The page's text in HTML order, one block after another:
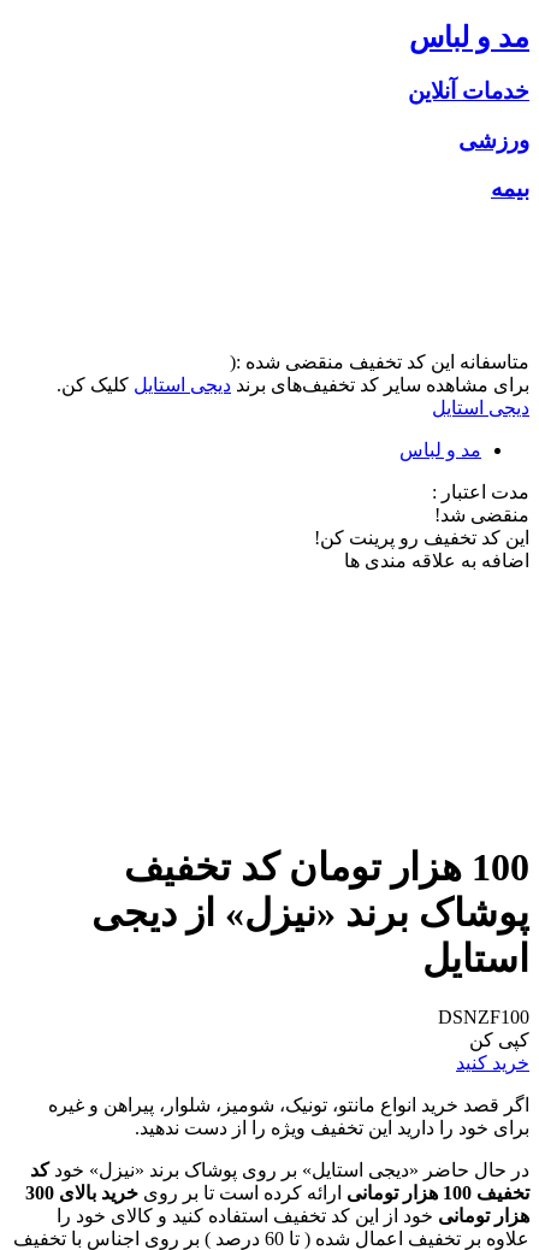
مد و لباس
خدمات آنلاین
ورزشی
بیمه
متاسفانه این کد تخفیف منقضی شده :(
برای مشاهده سایر کد تخفیف‌های برند دیجی استایل کلیک کن.
دیجی استایل
مد و لباس
مدت اعتبار :
منقضی شد!
این کد تخفیف رو پرینت کن!
اضافه به علاقه مندی ها
100 هزار تومان کد تخفیف
پوشاک برند «نیزل» از دیجی
استایل
DSNZF100
کپی کن
خرید کنید
اگر قصد خرید انواع مانتو، تونیک، شومیز، شلوار، پیراهن و غیره
برای خود را دارید این تخفیف ویژه را از دست ندهید.
در حال حاضر «دیجی استایل» بر روی پوشاک برند «نیزل» خودکد
تخفیف 100 هزار تومانی
ارائه کرده است تا بر روی
خرید بالای 300
هزار تومانی خود از این کد تخفیف استفاده کنید و کالای خود را
علاوه بر تخفیف اعمال شده ( تا 60 درصد ) بر روی اجناس با تخفیف